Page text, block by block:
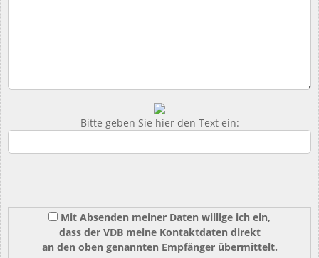
Bitte geben Sie hier den Text ein:
Mit Absenden meiner Daten willige ich ein,
dass der VDB meine Kontaktdaten direkt
an den oben genannten Empfänger übermittelt.